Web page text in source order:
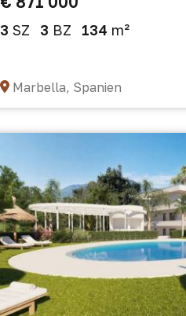
3 SZ 3 BZ 134 m²
Marbella, Spanien